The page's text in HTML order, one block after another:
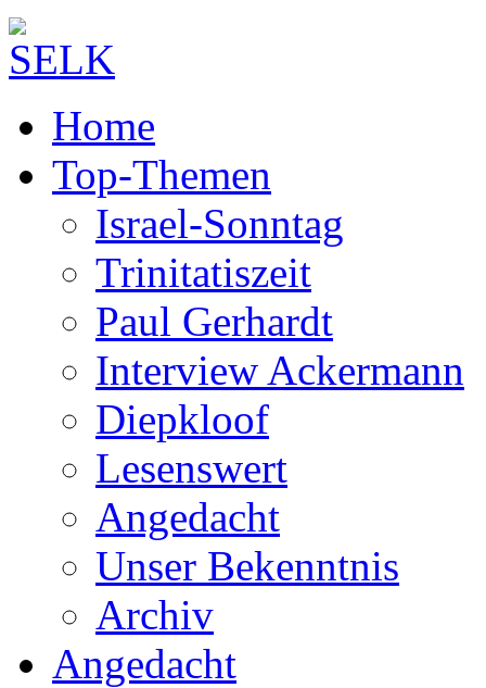
Home
Top-Themen
Israel-Sonntag
Trinitatiszeit
Paul Gerhardt
Interview Ackermann
Diepkloof
Lesenswert
Angedacht
Unser Bekenntnis
Archiv
Angedacht